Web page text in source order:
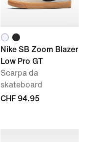
Nike SB Zoom Blazer
Low Pro GT
Scarpa da
skateboard
CHF 94.95